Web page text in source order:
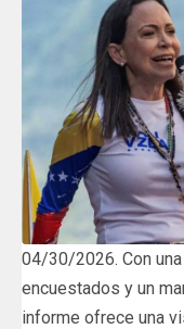
04/30/2026. Con
encuestados y un
informe ofrece una